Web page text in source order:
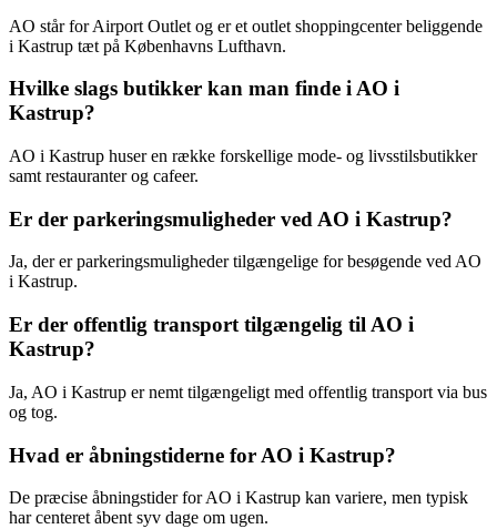
AO står for Airport Outlet og er et outlet shoppingcenter beliggende
i Kastrup tæt på Københavns Lufthavn.
Hvilke slags butikker kan man finde i AO i
Kastrup?
AO i Kastrup huser en række forskellige mode- og livsstilsbutikker
samt restauranter og cafeer.
Er der parkeringsmuligheder ved AO i Kastrup?
Ja, der er parkeringsmuligheder tilgængelige for besøgende ved AO
i Kastrup.
Er der offentlig transport tilgængelig til AO i
Kastrup?
Ja, AO i Kastrup er nemt tilgængeligt med offentlig transport via bus
og tog.
Hvad er åbningstiderne for AO i Kastrup?
De præcise åbningstider for AO i Kastrup kan variere, men typisk
har centeret åbent syv dage om ugen.